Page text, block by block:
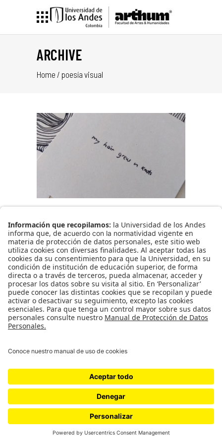
ARCHIVE
Home / poesía visual
© Facultad de Artes y Humanidades – Universidad de los Andes,
Bogotá, Colombia.